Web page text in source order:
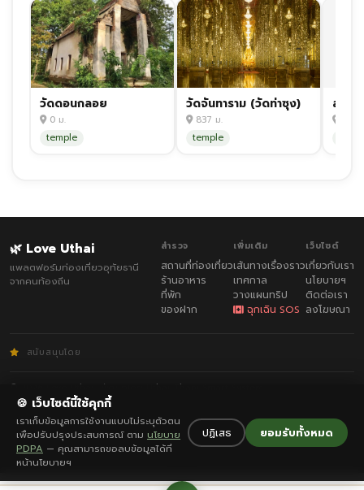
วัดดอนกลอย
0 ม.
temple
วัดจันทาราม (วัดท่าซุง)
837 ม.
temple
🌿 Love Uthai
แพลตฟอร์มท่องเที่ยวอุทัยธานี
จากคนท้องถิ่น
สำรวจ
สถานที่ท่องเที่ยว
ร้านอาหาร
ที่พัก
ของฝาก
เพิ่มเติม
เส้นทางเรื่องราว
เทศกาล
วางแผนทริป
ฉุกเฉิน SOS
เว็บไซต์
เกี่ยวกับเรา
นโยบายฯ
ติดต่อเรา
ลงโฆษณา
สนับสนุนโดย
© 2026 Love Uthai · พัฒนาโดย
Uthai Thani Smart System
กฎกติกา · ความเป็นส่วนตัว
🍪 เว็บไซต์นี้ใช้คุกกี้
เราเก็บข้อมูลการใช้งานแบบไม่ระบุตัวตน
เพื่อปรับปรุงประสบการณ์ ตาม นโยบาย
PDPA — คุณสามารถขอลบข้อมูลได้ที่
หน้านโยบายฯ
ปฏิเสธ ยอมรับทั้งหมด